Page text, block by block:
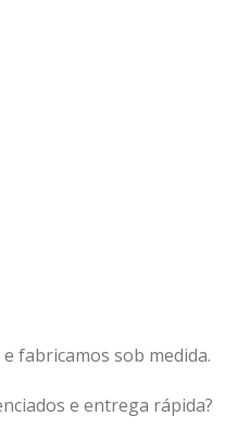
fabricamos sob medida.
e entrega rápida?